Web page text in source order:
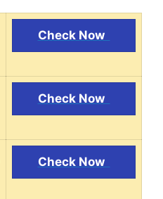
Check Now
Check Now
Check Now